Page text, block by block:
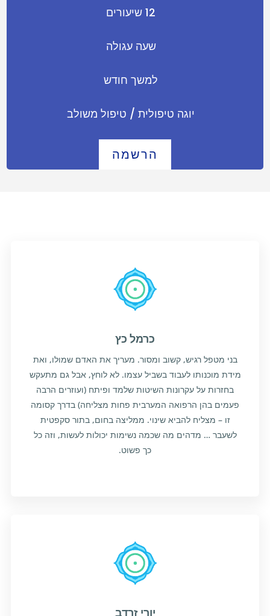
12 שיעורים
שעה עגולה
למשך חודש
יוגה טיפולית / טיפול משולב
הרשמה
כרמל כץ
בני מטפל רגיש, קשוב ומסור. מעריך את האדם שמולו, ואת
מידת מוכנותו לעבוד בשביל עצמו. לא לוחץ, אבל גם מתעקש
בחזרות על עקרונות השיטות שלמד ופיתח (ועוזרים הרבה
פעמים בהן הרפואה המערבית פחות מצליחה) בדרך קסומה
זו – מצליח להביא שינוי. ממליצה בחום, בתור סקפטית
לשעבר … מדהים מה שכמה נשימות יכולות לעשות, וזה כל
כך פשוט.
יורי זרדב